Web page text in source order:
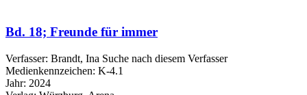
Bd. 18; Freunde für immer
Verfasser: Brandt, Ina Suche nach diesem Verfasser
Medienkennzeichen: K-4.1
Jahr: 2024